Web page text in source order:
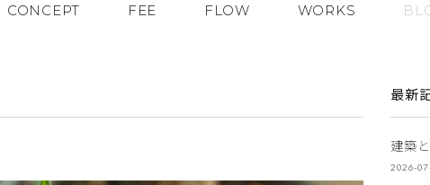
CONCEPT FEE FLOW WORKS
最新
建築
2026-